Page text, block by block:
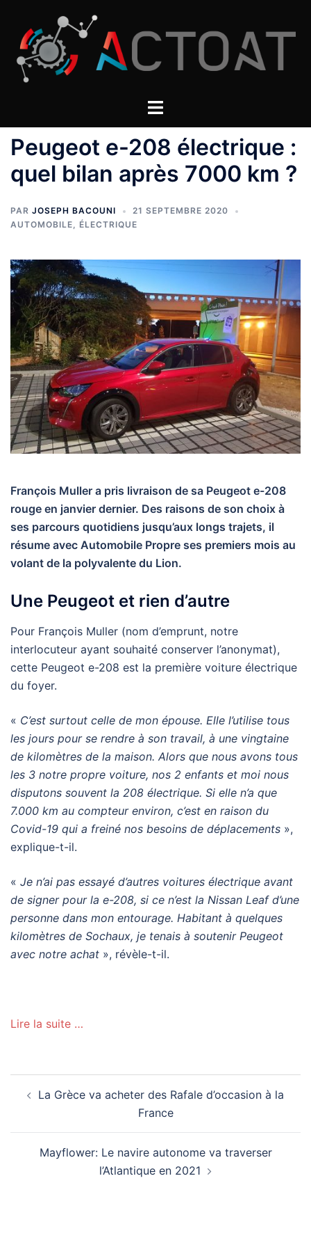
contenu
Peugeot e-208 électrique :
quel bilan après 7000 km ?
PAR JOSEPH BACOUNI
21 SEPTEMBRE 2020
AUTOMOBILE, ÉLECTRIQUE
François Muller a pris livraison de sa Peugeot e-208
rouge en janvier dernier. Des raisons de son choix à
ses parcours quotidiens jusqu’aux longs trajets, il
résume avec Automobile Propre ses premiers mois au
volant de la polyvalente du Lion.
Une Peugeot et rien d’autre
Pour François Muller (nom d’emprunt, notre
interlocuteur ayant souhaité conserver l’anonymat),
cette Peugeot e-208 est la première voiture électrique
du foyer.
« C’est surtout celle de mon épouse. Elle l’utilise tous
les jours pour se rendre à son travail, à une vingtaine
de kilomètres de la maison. Alors que nous avons tous
les 3 notre propre voiture, nos 2 enfants et moi nous
disputons souvent la 208 électrique. Si elle n’a que
7.000 km au compteur environ, c’est en raison du
Covid-19 qui a freiné nos besoins de déplacements »,
explique-t-il.
« Je n’ai pas essayé d’autres voitures électrique avant
de signer pour la e-208, si ce n’est la Nissan Leaf d’une
personne dans mon entourage. Habitant à quelques
kilomètres de Sochaux, je tenais à soutenir Peugeot
avec notre achat », révèle-t-il.
Lire la suite …
d’article
La Grèce va acheter des Rafale d’occasion à la
France
Mayflower: Le navire autonome va traverser
l’Atlantique en 2021